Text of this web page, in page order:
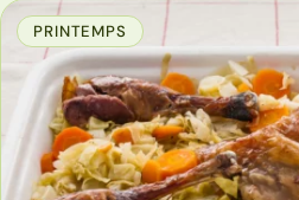
PRINTEMPS